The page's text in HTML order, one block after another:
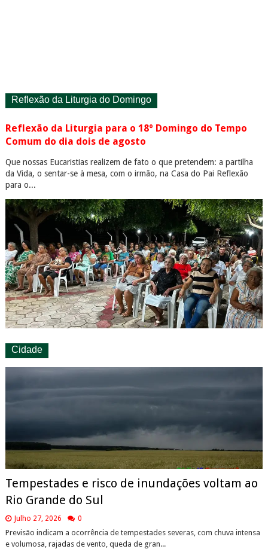
Reflexão da Liturgia do Domingo
Reflexão da Liturgia para o 18º Domingo do Tempo
Comum do dia dois de agosto
Que nossas Eucaristias realizem de fato o que pretendem: a partilha
da Vida, o sentar-se à mesa, com o irmão, na Casa do Pai Reflexão
para o...
Cidade
Tempestades e risco de inundações voltam ao
Rio Grande do Sul
Julho 27, 2026 0
Previsão indicam a ocorrência de tempestades severas, com chuva intensa
e volumosa, rajadas de vento, queda de gran...